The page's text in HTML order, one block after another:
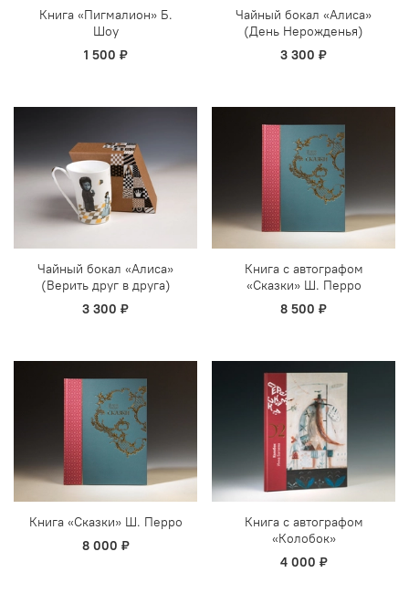
Книга «Пигмалион» Б.
Шоу
1 500 ₽
Чайный бокал «Алиса»
(День Нерожденья)
3 300 ₽
Чайный бокал «Алиса»
(Верить друг в друга)
3 300 ₽
Книга с автографом
«Сказки» Ш. Перро
8 500 ₽
Книга «Сказки» Ш. Перро
8 000 ₽
Книга с автографом
«Колобок»
4 000 ₽